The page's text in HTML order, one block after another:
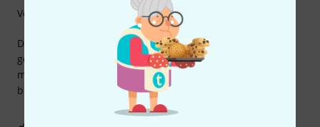
Die Saiten sind sehr gut verarbeitet, waren sehr schnell
gedehnt. Sie klingen um Welten besser als die
mitgelieferten und der Ton ist laut aber nicht so spitz wie
befürchtet. Für den Preis ein heißer Tipp.
Verarbeitung